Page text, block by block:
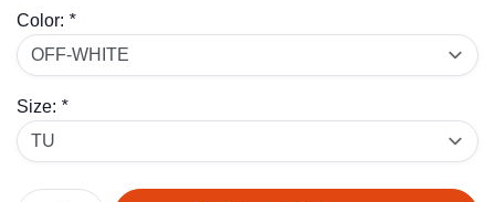
Color: *
Size: *